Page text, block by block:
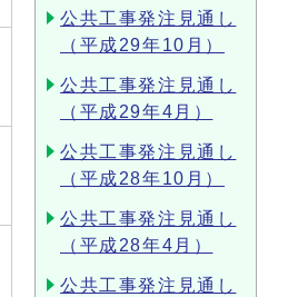
公共工事発注見通し
（平成29年10月）
公共工事発注見通し
（平成29年4月）
公共工事発注見通し
（平成28年10月）
公共工事発注見通し
（平成28年4月）
公共工事発注見通し